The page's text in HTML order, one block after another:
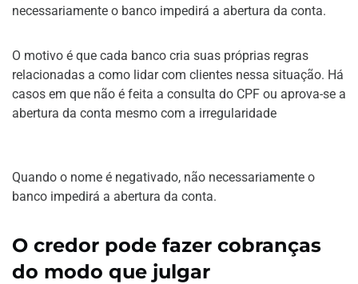
necessariamente o banco impedirá a abertura da conta.
O motivo é que cada banco cria suas próprias regras
relacionadas a como lidar com clientes nessa situação. Há
casos em que não é feita a consulta do CPF ou aprova-se a
abertura da conta mesmo com a irregularidade
Quando o nome é negativado, não necessariamente o
banco impedirá a abertura da conta.
O credor pode fazer cobranças
do modo que julgar